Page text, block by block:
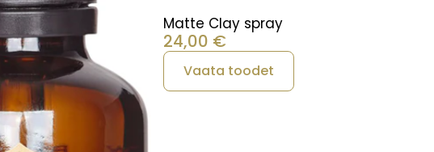
Matte Clay spray
24,00 €
Vaata toodet